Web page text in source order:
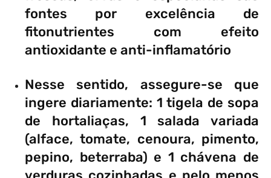
fontes por excelência de
fitonutrientes com efeito
antioxidante e anti-inflamatório
Nesse sentido, assegure-se que
ingere diariamente: 1 tigela de sopa
de hortaliaças, 1 salada variada
(alface, tomate, cenoura, pimento,
pepino, beterraba) e 1 chávena de